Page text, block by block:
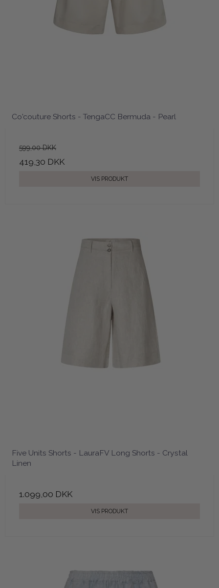
Co'couture Shorts - TengaCC Bermuda - Pearl
599,00 DKK
419,30 DKK
VIS PRODUKT
Five Units Shorts - LauraFV Long Shorts - Crystal
Linen
1.099,00 DKK
VIS PRODUKT